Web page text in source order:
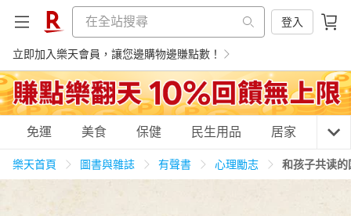
登入
立即加入樂天會員，讓您邊購物邊賺點數！
購物網分類
免運 美食 保健 民生用品 居家 3C
樂天首頁 圖書與雜誌 有聲書 心理勵志 和孩子共读